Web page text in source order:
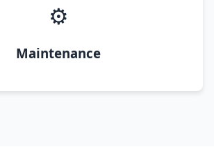
⚙️
Maintenance